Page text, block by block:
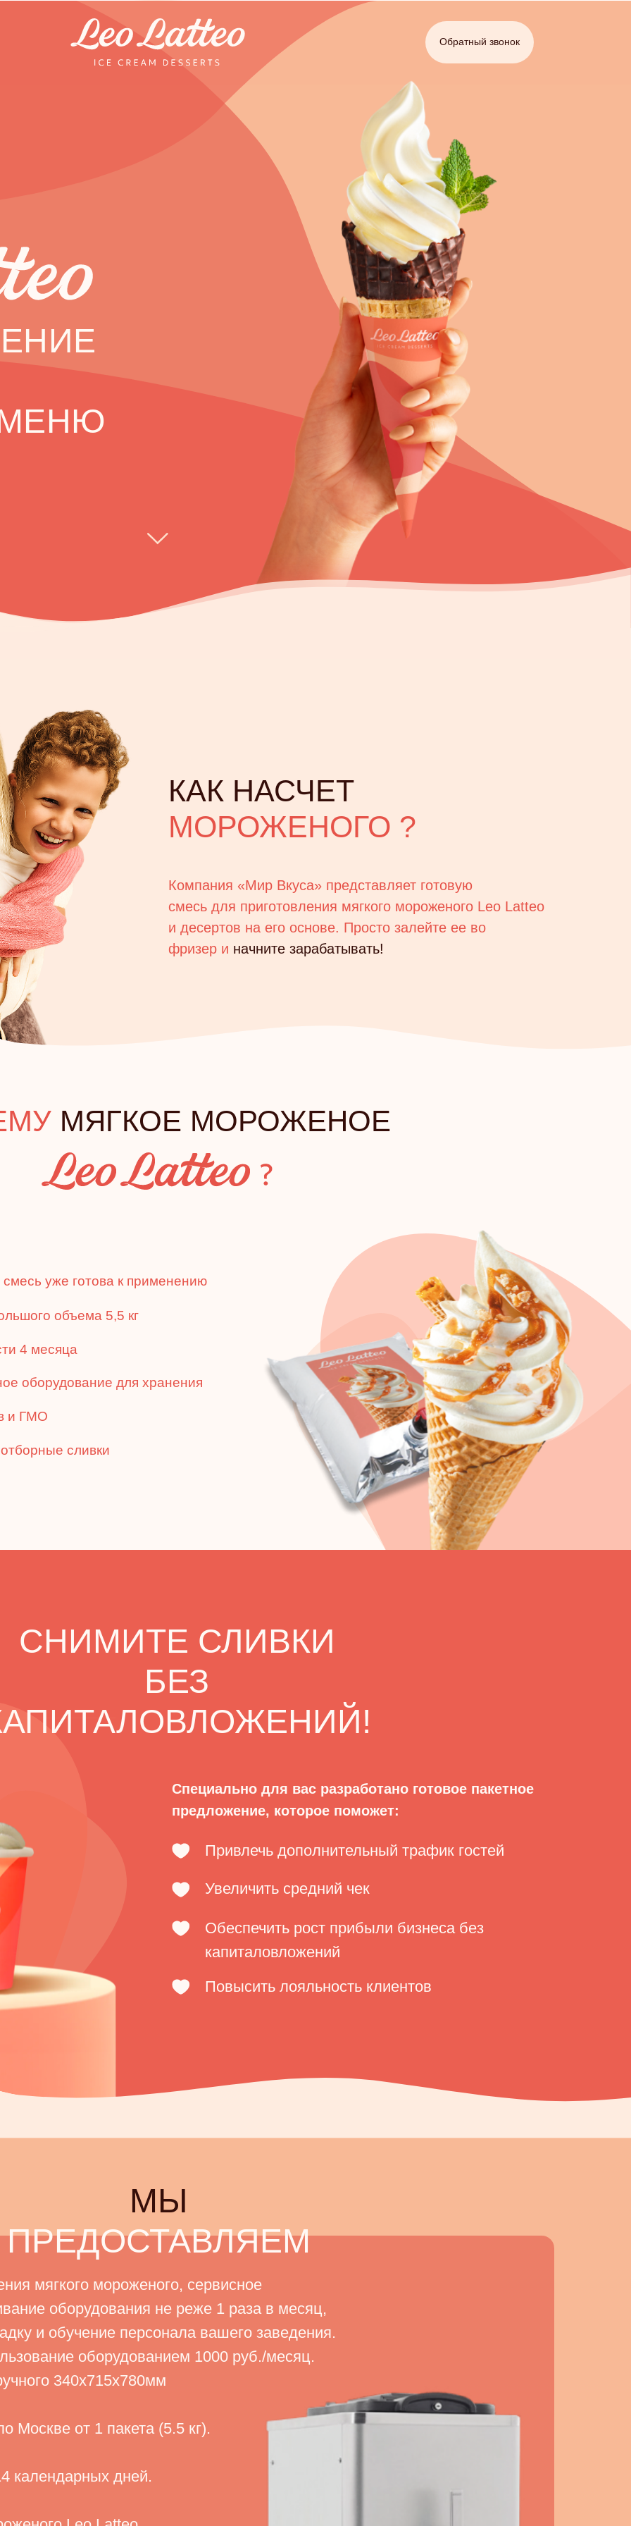
Обратный звонок
Компания «Мир Вкуса» представляет готовую
смесь для приготовления мягкого мороженого Leo Latteo
и десертов на его основе. Просто залейте ее во
фризер и начните зарабатывать!
КАК НАСЧЕТ
МОРОЖЕНОГО ?
МЯГКОЕ МОРОЖЕНОЕ
уже готова к применению
объема 5,5 кг
4 месяца
оборудование для хранения
и ГМО
сливки
СНИМИТЕ СЛИВКИ
БЕЗ
Специально для вас разработано готовое пакетное
предложение, которое поможет:
Привлечь дополнительный трафик гостей
Обеспечить рост прибыли бизнеса без
капиталовложений
Увеличить средний чек
Повысить лояльность клиентов
МЫ
ПРЕДОСТАВЛЯЕМ
мягкого мороженого, сервисное
оборудования не реже 1 раза в месяц,
и обучение персонала вашего заведения.
оборудованием 1000 руб./месяц.
340х715х780мм
Москве от 1 пакета (5.5 кг).
календарных дней.